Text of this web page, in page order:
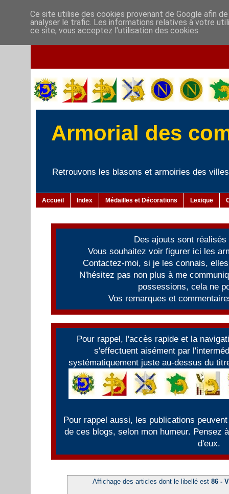
Armorial des
Retrouvons les blasons et armoiries des
Accueil Index Médailles et Décorations Lexique
Des ajouts sont
Vous souhaitez voir figurer ici les
Contactez-moi, si je les connais,
N'hésitez pas non plus à me
possessions, cela ne
Vos remarques et
Pour rappel, l'accès rapide et la
s'effectuent aisément par
systématiquement juste au-dessus du
Pour rappel aussi, les publications
de ces blogs, selon mon humeur. Pensez
d'eux.
Affichage des articles dont le libellé est86 -
Ce site utilise des cookies provenant de Google afin
analyser le trafic. Les informations relatives à votre
ce site, vous acceptez l'utilisation des cookies.